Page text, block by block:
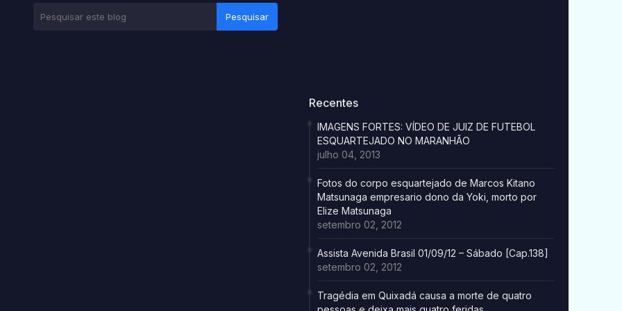
Recentes
IMAGENS FORTES: VÍDEO DE JUIZ DE FUTEBOL
ESQUARTEJADO NO MARANHÃO
julho 04, 2013
Fotos do corpo esquartejado de Marcos Kitano
Matsunaga empresario dono da Yoki, morto por
Elize Matsunaga
setembro 02, 2012
Assista Avenida Brasil 01/09/12 – Sábado [Cap.138]
setembro 02, 2012
Tragédia em Quixadá causa a morte de quatro